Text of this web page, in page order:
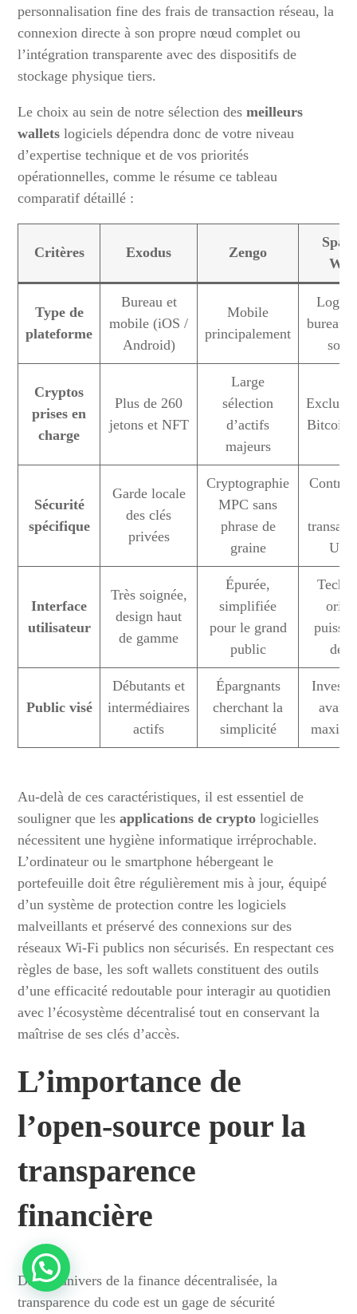
personnalisation fine des frais de transaction réseau, la
connexion directe à son propre nœud complet ou
l’intégration transparente avec des dispositifs de
stockage physique tiers.
Le choix au sein de notre sélection desmeilleurs
wallets logiciels dépendra donc de votre niveau
d’expertise technique et de vos priorités
opérationnelles, comme le résume ce tableau
comparatif détaillé :
Critères Exodus Zengo
Type de
plateforme
Bureau et
mobile (iOS /
Android)
Mobile
principalement
bureau
Cryptos
prises en
charge
Plus de 260
jetons et NFT
Large
sélection
d’actifs
majeurs
Bitcoin
Sécurité
spécifique
Garde locale
des clés
privées
Cryptographie
MPC sans
phrase de
graine
Interface
utilisateur
Très soignée,
design haut
de gamme
Épurée,
simplifiée
pour le grand
public
Public visé
Débutants et
intermédiaires
actifs
Épargnants
cherchant la
simplicité
Au-delà de ces caractéristiques, il est essentiel de
souligner que lesapplications de crypto logicielles
nécessitent une hygiène informatique irréprochable.
L’ordinateur ou le smartphone hébergeant le
portefeuille doit être régulièrement mis à jour, équipé
d’un système de protection contre les logiciels
malveillants et préservé des connexions sur des
réseaux Wi-Fi publics non sécurisés. En respectant ces
règles de base, les soft wallets constituent des outils
d’une efficacité redoutable pour interagir au quotidien
avec l’écosystème décentralisé tout en conservant la
maîtrise de ses clés d’accès.
L’importance de
l’open-source pour la
transparence
financière
Dans l’univers de la finance décentralisée, la
transparence du code est un gage de sécurité